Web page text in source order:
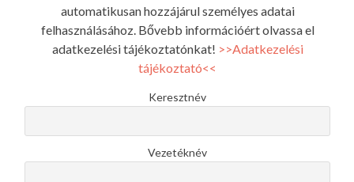
automatikusan hozzájárul személyes adatai
felhasználásához. Bővebb információért olvassa el
adatkezelési tájékoztatónkat! >>Adatkezelési
tájékoztató<<
Keresztnév
Vezetéknév